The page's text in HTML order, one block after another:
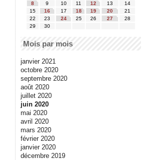
8
9 10 11 12 13
14
15
16 17 18 19 20
21
22
23 24 25 26 27
28
29
30
Mois par mois
janvier 2021
octobre 2020
septembre 2020
août 2020
juillet 2020
juin 2020
mai 2020
avril 2020
mars 2020
février 2020
janvier 2020
décembre 2019